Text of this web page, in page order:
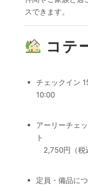
スできます。
コテ
チェックイン
10:00
アーリーチェ
ト
2,750円（税
定員・備品に